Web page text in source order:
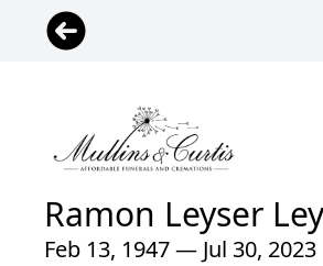
Ramon Leyser
Feb 13, 1947 — Jul 30, 2023